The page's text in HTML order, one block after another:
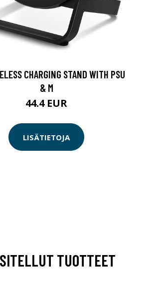
CHARGING STAND WITH PSU
& M
44.4 EUR
LISÄTIETOJA
TUOTTEET